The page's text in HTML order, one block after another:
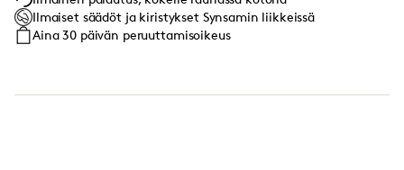
Ilmaiset säädöt ja kiristykset Synsamin liikkeissä
Aina 30 päivän peruuttamisoikeus